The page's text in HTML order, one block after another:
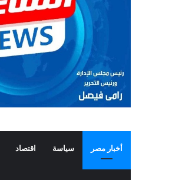
أخبار مصر سياسة اقتصاد